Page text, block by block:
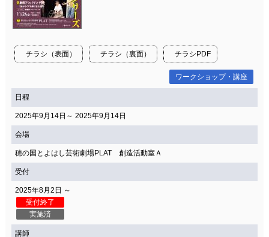
チラシ（表面） チラシ（裏面） チラシPDF
ワークショップ・講座
日程
2025年9月14日～ 2025年9月14日
会場
穂の国とよはし芸術劇場PLAT 創造活動室Ａ
受付
2025年8月2日 ～
受付終了
実施済
講師